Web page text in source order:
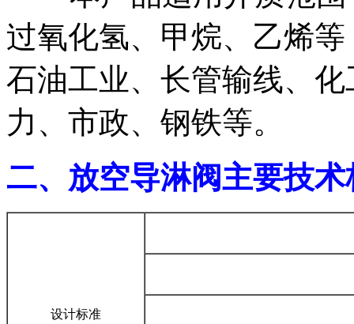
过氧化氢、甲烷、乙烯
石油工业、长管输线、
力、市政、钢铁等。
二、放空导淋阀主要技术
设计标准